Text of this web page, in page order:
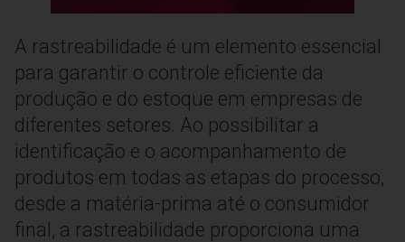
A rastreabilidade é um elemento essencial
para garantir o controle eficiente da
produção e do estoque em empresas de
diferentes setores. Ao possibilitar a
identificação e o acompanhamento de
produtos em todas as etapas do processo,
desde a matéria-prima até o consumidor
final, a rastreabilidade proporciona uma